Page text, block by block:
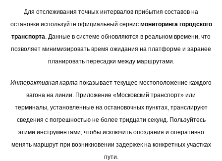
Для отслеживания точных интервалов прибытия составов на
остановки используйте официальный сервис мониторинга городского
транспорта. Данные в системе обновляются в реальном времени, что
позволяет минимизировать время ожидания на платформе и заранее
планировать пересадки между маршрутами.
Интерактивная карта показывает текущее местоположение каждого
вагона на линии. Приложение «Московский транспорт» или
терминалы, установленные на остановочных пунктах, транслируют
сведения с погрешностью не более тридцати секунд. Пользуйтесь
этими инструментами, чтобы исключить опоздания и оперативно
менять маршрут при возникновении задержек на конкретных участках
пути.